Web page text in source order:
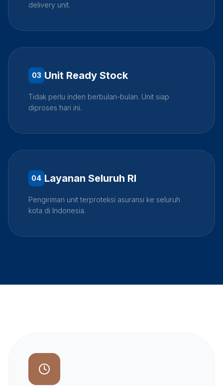
delivery unit.
03 Unit Ready Stock
Tidak perlu inden berbulan-bulan. Unit siap
diproses hari ini.
04 Layanan Seluruh RI
Pengiriman unit terproteksi asuransi ke seluruh
kota di Indonesia.